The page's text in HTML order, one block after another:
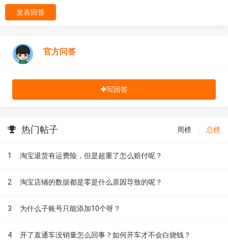
发表回答
官方问答
写回答
热门帖子 周榜 总榜
1 淘宝退货有运费险，但是超重了怎么赔付呢？
2 淘宝店铺的数据都是零是什么原因导致的呢？
3 为什么子账号只能添加10个呀？
4 开了直通车没销量怎么回事？如何开车才不会白烧钱？